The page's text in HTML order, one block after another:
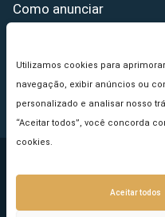
Utilizamos cookies para
navegação, exibir anúncios ou
personalizado e analisar nosso
“Aceitar todos”, você concorda
cookies.
Aceitar todos
Como anunciar
Princípios Editoriais
Copyright © 2026 -